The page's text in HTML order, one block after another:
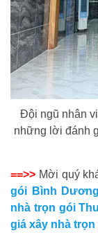
Đội ngũ nhân
những lời đánh
==>> Mời quý
gói Bình Dương
nhà trọn gói
giá xây nhà